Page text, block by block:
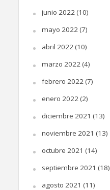
junio 2022(10)
mayo 2022(7)
abril 2022(10)
marzo 2022(4)
febrero 2022(7)
enero 2022(2)
diciembre 2021 (13)
noviembre 2021 (13)
octubre 2021 (14)
septiembre 2021 (18)
agosto 2021 (11)